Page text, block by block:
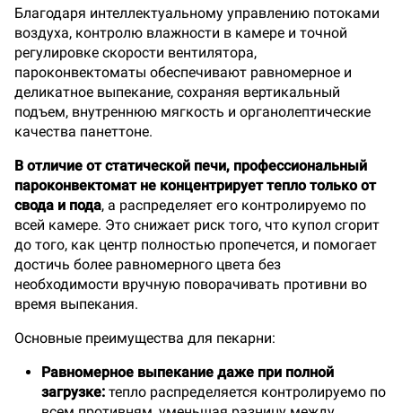
Благодаря интеллектуальному управлению потоками
воздуха, контролю влажности в камере и точной
регулировке скорости вентилятора,
пароконвектоматы обеспечивают равномерное и
деликатное выпекание, сохраняя вертикальный
подъем, внутреннюю мягкость и органолептические
качества панеттоне.
В отличие от статической печи, профессиональный
пароконвектомат не концентрирует тепло только от
свода и пода, а распределяет его контролируемо по
всей камере. Это снижает риск того, что купол сгорит
до того, как центр полностью пропечется, и помогает
достичь более равномерного цвета без
необходимости вручную поворачивать противни во
время выпекания.
Основные преимущества для пекарни:
Равномерное выпекание даже при полной
загрузке: тепло распределяется контролируемо по